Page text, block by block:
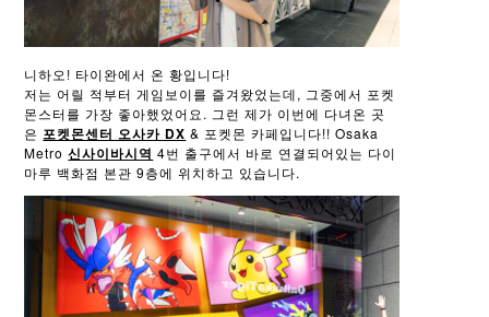
니하오! 타이완에서 온 황입니다!
저는 어릴 적부터 게임보이를 즐겨왔었는데, 그중에서 포켓
몬스터를 가장 좋아했었어요. 그런 제가 이번에 다녀온 곳
은 포켓몬센터 오사카 DX & 포켓몬 카페입니다!! Osaka
Metro신사이바시역 4번 출구에서 바로 연결되어있는 다이
마루 백화점 본관 9층에 위치하고 있습니다.